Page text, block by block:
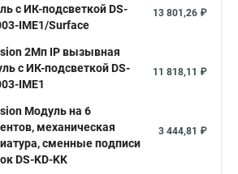
c ИК-подсветкой DS-
IME1/Surface
13 801,26 ₽
2Мп IP вызывная
c ИК-подсветкой DS-
IME1
11 818,11 ₽
Модуль на 6
механическая
сменные подписи
DS-KD-KK
3 444,81 ₽